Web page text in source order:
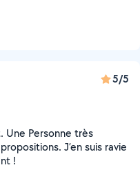
5/5
Une Personne très
J’en suis ravie
!